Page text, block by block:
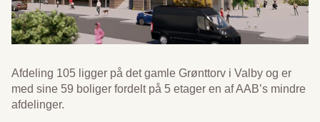
Afdeling 105 ligger på det gamle Grønttorv i Valby og er
med sine 59 boliger fordelt på 5 etager en af AAB’s mindre
afdelinger.